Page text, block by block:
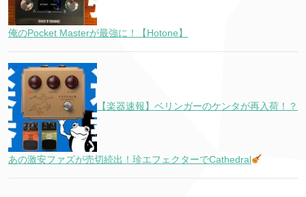
俺のPocket Masterが最強に！【Hotone】
【楽器速報】ベリンガーのケンタが再入荷！？
あの激安ファズが売切続出！珍エフェクターでCathedral